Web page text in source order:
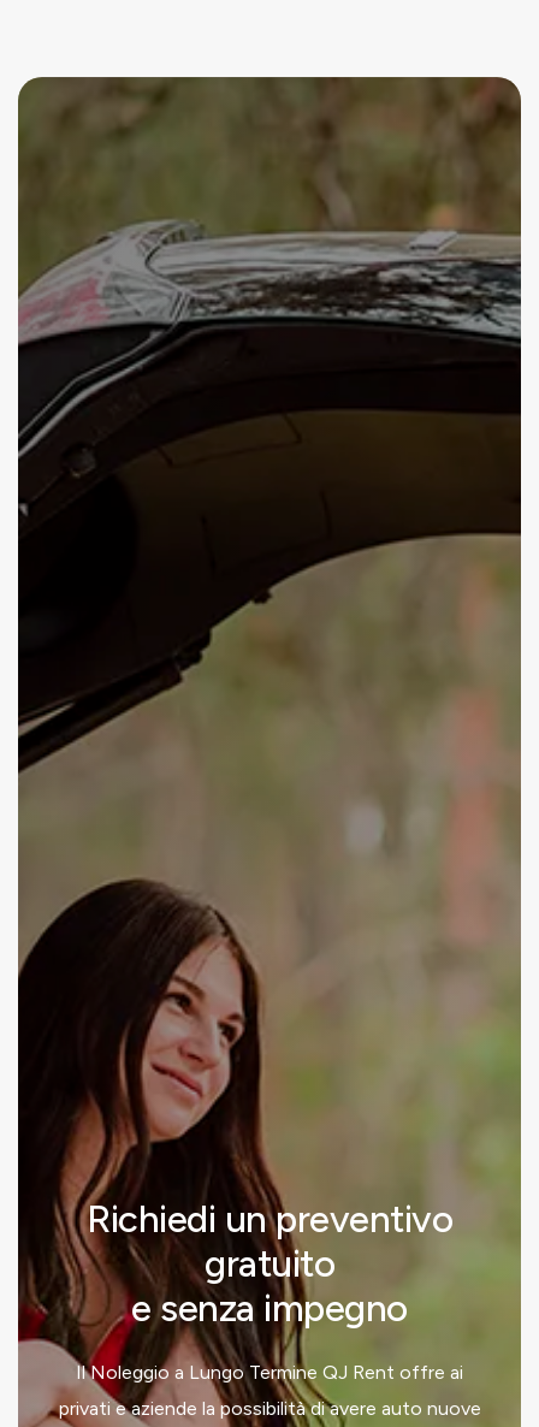
Richiedi un preventivo
gratuito
e senza impegno
Il Noleggio a Lungo Termine QJ Rent offre ai
privati e aziende la possibilità di avere auto nuove